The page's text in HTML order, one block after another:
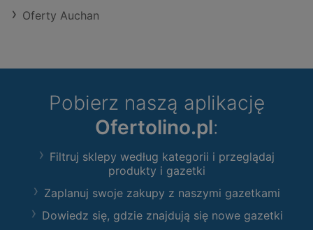
Oferty Auchan
Pobierz naszą aplikację
Ofertolino.pl:
Filtruj sklepy według kategorii i przeglądaj
produkty i gazetki
Zaplanuj swoje zakupy z naszymi gazetkami
Dowiedz się, gdzie znajdują się nowe gazetki